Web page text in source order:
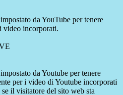
da YouTube per tenere
video incorporati.
da Youtube per tenere
per i video di Youtube incorporati
il visitatore del sito web sta